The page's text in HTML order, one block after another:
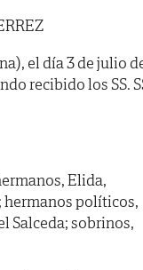
el día 3 de julio
recibido los SS.
Elida,
hermanos políticos,
Salceda; sobrinos,